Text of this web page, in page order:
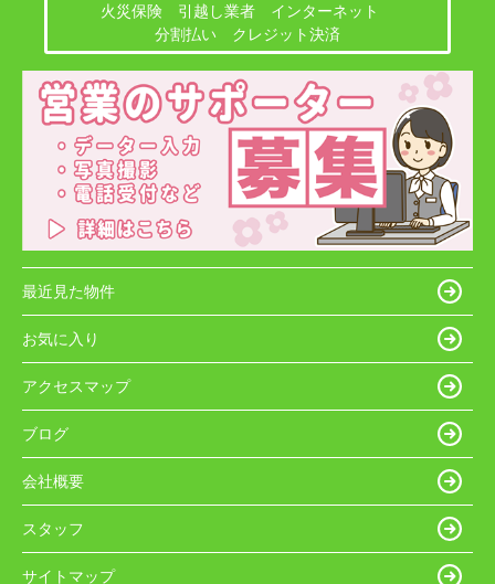
火災保険 引越し業者 インターネット
分割払い クレジット決済
最近見た物件
お気に入り
アクセスマップ
ブログ
会社概要
スタッフ
サイトマップ